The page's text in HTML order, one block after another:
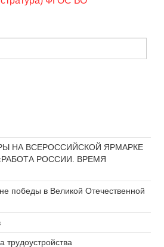
НА ВСЕРОССИЙСКОЙ ЯРМАРКЕ
РОССИИ. ВРЕМЯ
победы в Великой Отечественной
трудоустройства